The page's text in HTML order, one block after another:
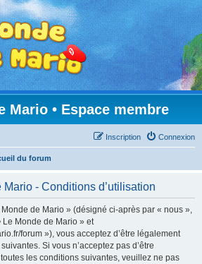
Mario • Espace membre
Connexion
Inscription
du forum
Mario - Conditions d’utilisation
Monde de Mario » (désigné ci-après par « nous »,
Le Monde de Mario » et
forum »), vous acceptez d’être légalement
Si vous n’acceptez pas d’être
les conditions suivantes, veuillez ne pas